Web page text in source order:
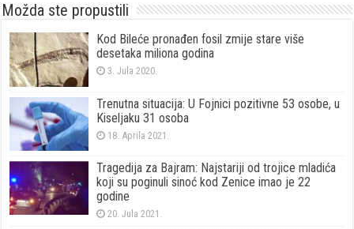
Možda ste propustili
Kod Bileće pronađen fosil zmije stare više
desetaka miliona godina
3. Jula 2020.
Trenutna situacija: U Fojnici pozitivne 53 osobe, u
Kiseljaku 31 osoba
18. Aprila 2021.
Tragedija za Bajram: Najstariji od trojice mladića
koji su poginuli sinoć kod Zenice imao je 22
godine
20. Jula 2021.